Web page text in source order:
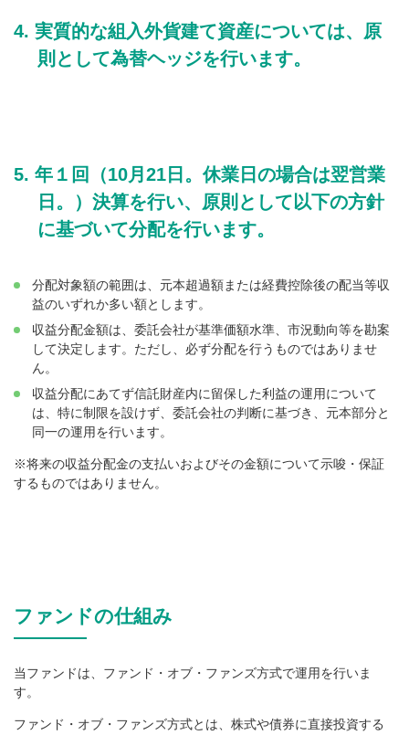
実質的な組入外貨建て資産については、原
則として為替ヘッジを行います。
年１回（10月21日。休業日の場合は翌営業
日。）決算を行い、原則として以下の方針
に基づいて分配を行います。
分配対象額の範囲は、元本超過額または経費控除後の配当等収
益のいずれか多い額とします。
収益分配金額は、委託会社が基準価額水準、市況動向等を勘案
して決定します。ただし、必ず分配を行うものではありませ
ん。
収益分配にあてず信託財産内に留保した利益の運用について
は、特に制限を設けず、委託会社の判断に基づき、元本部分と
同一の運用を行います。
※将来の収益分配金の支払いおよびその金額について示唆・保証
するものではありません。
ファンドの仕組み
当ファンドは、ファンド・オブ・ファンズ方式で運用を行いま
す。
ファンド・オブ・ファンズ方式とは、株式や債券に直接投資する